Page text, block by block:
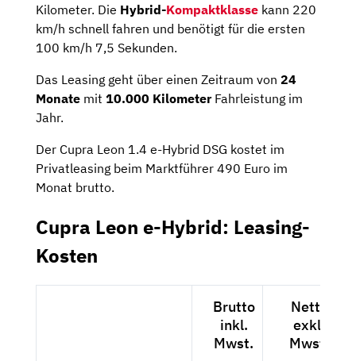
Kilometer. Die Hybrid-Kompaktklasse kann 220
km/h schnell fahren und benötigt für die ersten
100 km/h 7,5 Sekunden.
Das Leasing geht über einen Zeitraum von 24
Monate mit 10.000 KilometerFahrleistung im
Jahr.
Der Cupra Leon 1.4 e-Hybrid DSG kostet im
Privatleasing beim Marktführer 490 Euro im
Monat brutto.
Cupra Leon e-Hybrid: Leasing-
Kosten
Brutto
inkl.
Mwst.
Netto
exkl.
Mwst.